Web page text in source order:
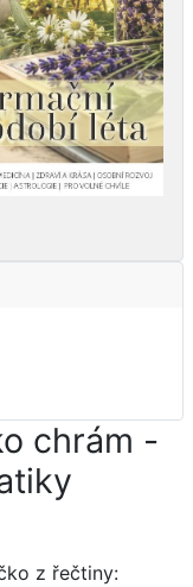
chrám -
z řečtiny: